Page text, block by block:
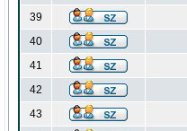
39
40
41
42
43